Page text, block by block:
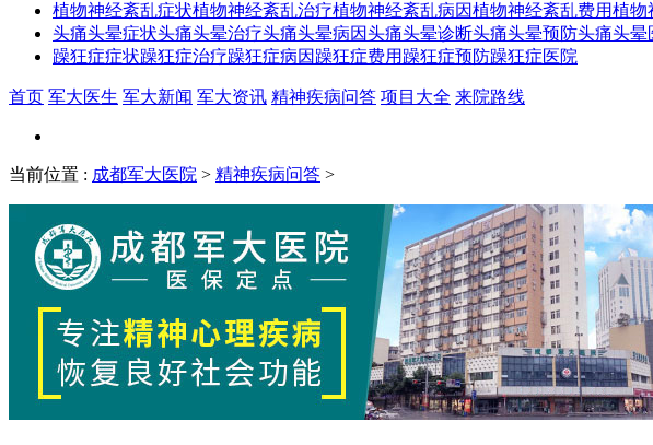
植物神经紊乱症状植物神经紊乱治疗植物神经紊乱病因植物神经紊乱费用植物
头痛头晕症状头痛头晕治疗头痛头晕病因头痛头晕诊断头痛头晕预防头痛头晕
躁狂症症状躁狂症治疗躁狂症病因 躁狂症费用 躁狂症预防躁狂症医院
首页 军大医生 军大新闻 军大资讯 精神疾病问答 项目大全 来院路线
当前位置 : 成都军大医院 > 精神疾病问答 >